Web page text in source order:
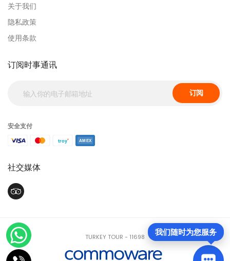
关于我们
隐私政策
使用条款
订阅时事通讯
订阅
安全支付
社交媒体
TURKEY TOUR - 11698 我们随时为您服务